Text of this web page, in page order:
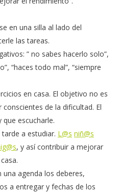
en una silla al lado del
las tareas.
” no sabes hacerlo solo”,
“haces todo mal”, “siempre
en casa. El objetivo no es
de la dificultad. El
escucharle.
a estudiar. L@s niñ@s
, y así contribuir a mejorar
una agenda los deberes,
a entregar y fechas de los